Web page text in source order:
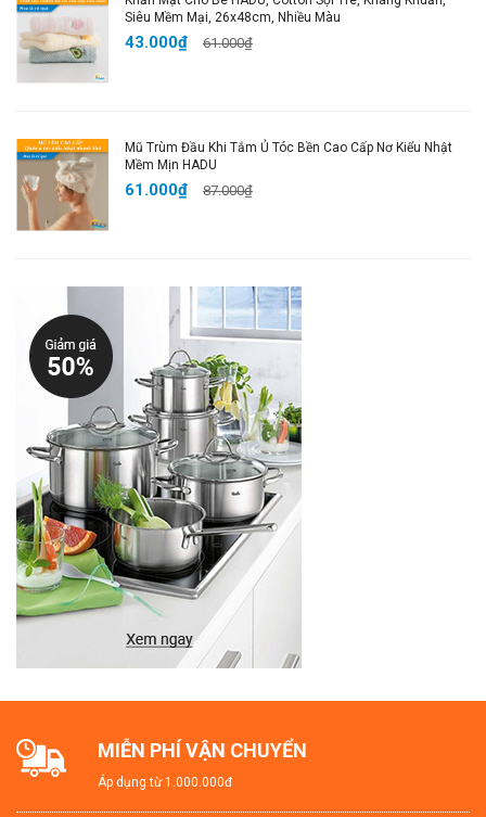
Đa Dụng và Tiện Lợi:Dung tích lớn, thiết kế chia
ngăn
và có thể sử dụng trong
tiết kiệm thời gian nấu nướng.
Tiết Kiệm Thực Phẩm và Dễ Dàng Vệ Sinh
hộp đựng sạch sẽ và gọn gàng.
🔥Mua Ngay Để Tận Hưởng Trải Nghiệm Bảo Quản
Thực Phẩm An Toàn và Tiện Lợi!
Hashtags SEO cho Google
Shopping:
#HộpĐựngCơm #HộpĐựngCơmInox
#HộpĐựngCơmKhángKhuẩn #HộpChiaNgăn
#HộpInox316 #HộpĐựngCơmCaoCấp
#BảoQuảnThựcPhẩmAnToàn
#HộpĐựngCơmLòViSóng #HộpChốngRòRỉ
Siêu Mềm Mại, 26x48cm, Nhiều Màu
43.000₫ 61.000₫
Mũ Trùm Đầu Khi Tắm Ủ Tóc Bền Cao Cấp Nơ Kiểu Nhật
Mềm Mịn HADU
61.000₫ 87.000₫
MIỄN PHÍ VẬN CHUYỂN
Áp dụng từ 1.000.000đ